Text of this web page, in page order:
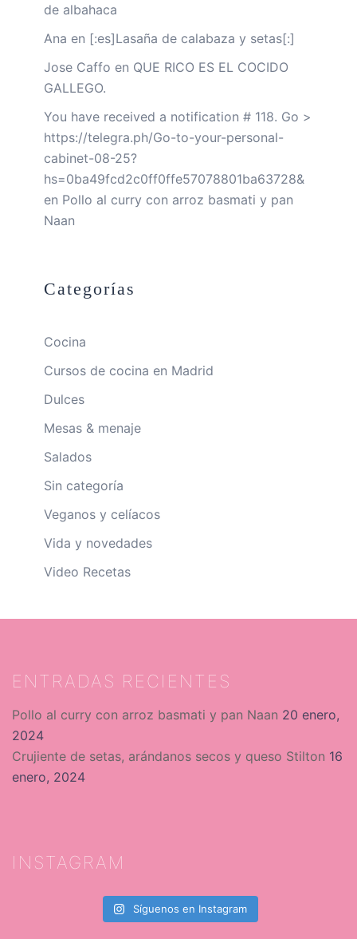
de albahaca
Ana en [:es]Lasaña de calabaza y setas[:]
Jose Caffo en QUE RICO ES EL COCIDO
GALLEGO.
You have received a notification # 118. Go >
https://telegra.ph/Go-to-your-personal-
cabinet-08-25?
hs=0ba49fcd2c0ff0ffe57078801ba63728&
en Pollo al curry con arroz basmati y pan
Naan
Categorías
Cocina
Cursos de cocina en Madrid
Dulces
Mesas & menaje
Salados
Sin categoría
Veganos y celíacos
Vida y novedades
Video Recetas
ENTRADAS RECIENTES
Pollo al curry con arroz basmati y pan Naan 20 enero,
2024
Crujiente de setas, arándanos secos y queso Stilton 16
enero, 2024
INSTAGRAM
Síguenos en Instagram